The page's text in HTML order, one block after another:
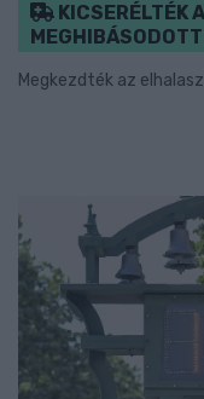
KICSERÉLTÉK
Megkezdték az